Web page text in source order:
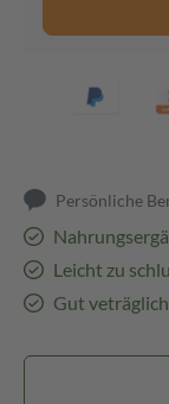
Persönliche
Leicht zu
Gut veträglich